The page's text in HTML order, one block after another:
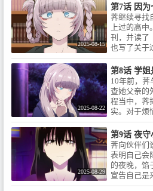
セリ
村英
小繁
ツカ
野賢
佐藤
館／
員会
アニメーション制作：ライデン
フィルム / オープニング・テー
マ：Creepy Nuts「Mirage」■キャ
スト / 夜守コウ ：佐藤 元 / 七草
ナズナ ：雨宮 天 / 朝井アキラ ：
花守ゆみり / 桔梗セリ ：戸松 遥 /
平田ニコ ：喜多村英梨 / 本田カ
ブラ ：伊藤 静 / 小繁縷ミドリ：
大空直美 / 蘿蔔ハツカ ：和氣あ
ず未 / 夕 真昼 ：小野賢章 / 秋山
昭人 ：吉野裕行 / 鶯 餡子：沢城
みゆき / 星見キク ：佐藤利奈 / 七
草ハル ：内田真礼 / ©2025コト
ヤマ・小学館／「よふかしのう
た」製作委員会
被回了「绝
答……
2025-08-15
第7话 因
荠继续寻找
上过的高
刊，并读了
也写了关
2025-08-22
第8话 学姐
10年前，荠
查她父亲的
程当中，荠
实。对于烦
提出了某
2025-08-29
第9话 夜守
荠向伙伴们
表明自己会
的夜晚，馅
宣告自己是
血鬼们设为